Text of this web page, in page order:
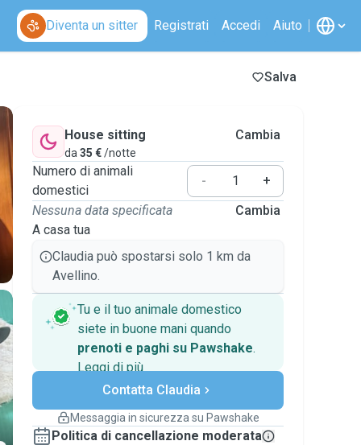
Diventa un sitter Registrati Accedi Aiuto
Salva
House sitting
da 35 €/notte
Cambia
Numero di animali
domestici
-
+
Nessuna data specificata
A casa tua
Cambia
Claudia può spostarsi solo 1 km da
Avellino.
Tu e il tuo animale domestico
siete in buone mani quando
prenoti e paghi su Pawshake.
Leggi di piùPagamenti sicuri
Assistenza se i piani
Prenotazioni coperte
Stai su Pawshake - dal primo messaggio al
Contatta Claudia
Messaggia in sicurezza su Pawshake
Politica di cancellazione moderata